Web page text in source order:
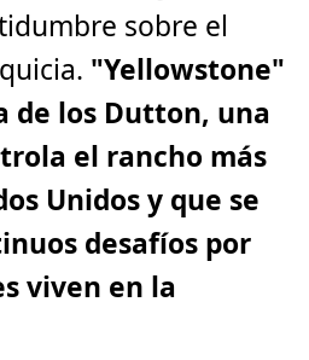
sobre el
"Yellowstone"
de los Dutton, una
el rancho más
Unidos y que se
desafíos por
viven en la